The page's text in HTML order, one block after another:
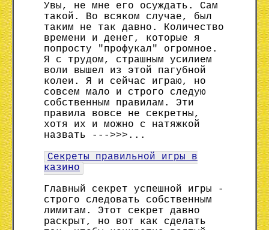
Увы, не мне его осуждать. Сам
такой. Во всяком случае, был
таким не так давно. Количество
времени и денег, которые я
попросту "профукал" огромное.
Я с трудом, страшным усилием
воли вышел из этой пагубной
колеи. Я и сейчас играю, но
совсем мало и строго следую
собственным правилам. Эти
правила вовсе не секретны,
хотя их и можно с натяжкой
назвать --->>>...
Секреты правильной игры в
казино
Главный секрет успешной игры -
строго следовать собственным
лимитам. Этот секрет давно
раскрыт, но вот как сделать